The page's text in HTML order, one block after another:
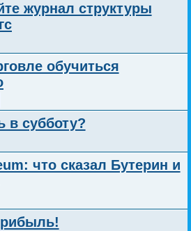
журнал структуры
обучиться
в субботу?
что сказал Бутерин и